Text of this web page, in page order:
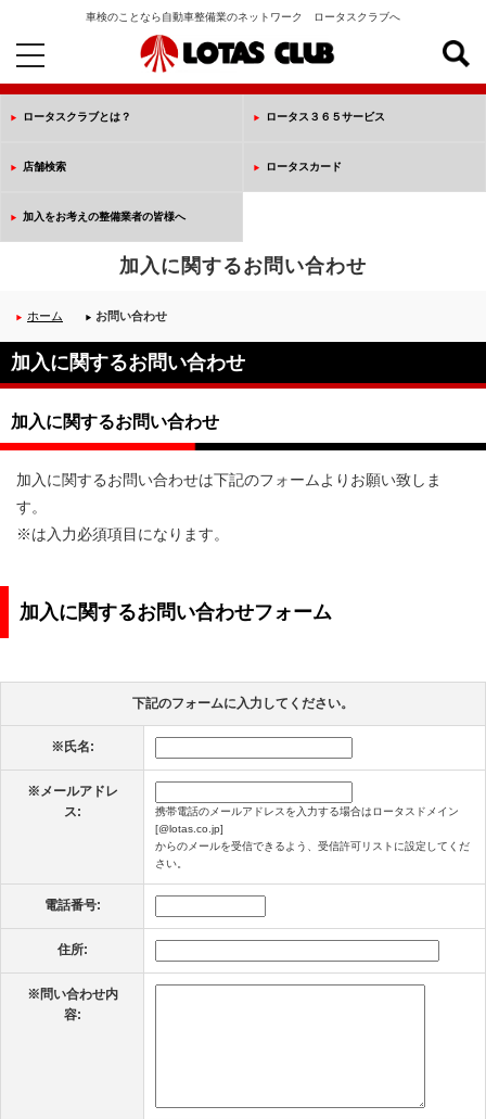
車検のことなら自動車整備業のネットワーク ロータスクラブへ
toggle
navigation
ロータスクラブとは？ ロータス３６５サービス
店舗検索 ロータスカード
加入をお考えの整備業者の皆様へ
加入に関するお問い合わせ
ホーム お問い合わせ
加入に関するお問い合わせ
加入に関するお問い合わせ
加入に関するお問い合わせは下記のフォームよりお願い致しま
す。
※は入力必須項目になります。
加入に関するお問い合わせフォーム
下記のフォームに入力してください。
※ 氏名:
※メールアドレ
ス:
携帯電話のメールアドレスを入力する場合はロータスドメイン
[@lotas.co.jp]
からのメールを受信できるよう、受信許可リストに設定してくだ
さい。
電話番号:
住所:
※ 問い合わせ内
容: